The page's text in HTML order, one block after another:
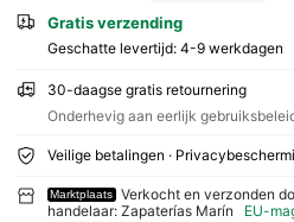
Gratis verzending
Geschatte levertijd: 4-9 werkdagen
30-daagse gratis retournering
Onderhevig aan eerlijk
Veilige betalingen ·
Marktplaats
Verkocht en verzonden
handelaar: Zapaterías Marín
EU-